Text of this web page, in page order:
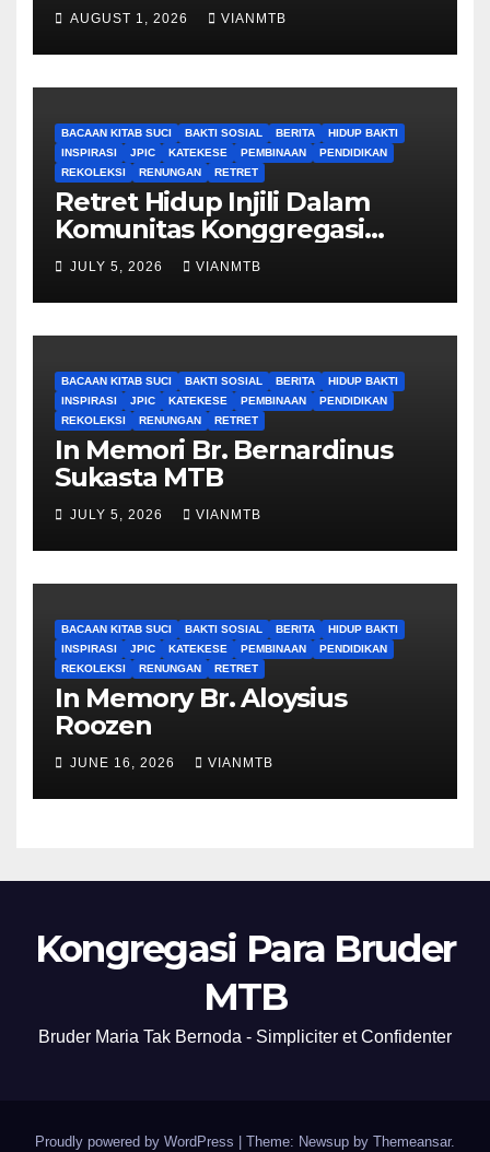
AUGUST 1, 2026 VIANMTB
BACAAN KITAB SUCI BAKTI SOSIAL BERITA
HIDUP BAKTI
INSPIRASI
JPIC KATEKESE PEMBINAAN
PENDIDIKAN
REKOLEKSI
RENUNGAN RETRET
Retret Hidup Injili Dalam
Komunitas Konggregasi
Bruder Maria Tak Bernoda
JULY 5, 2026 VIANMTB
BACAAN KITAB SUCI BAKTI SOSIAL BERITA
HIDUP BAKTI
INSPIRASI
JPIC KATEKESE PEMBINAAN
PENDIDIKAN
REKOLEKSI
RENUNGAN RETRET
In Memori Br. Bernardinus
Sukasta MTB
JULY 5, 2026 VIANMTB
BACAAN KITAB SUCI BAKTI SOSIAL BERITA
HIDUP BAKTI
INSPIRASI
JPIC KATEKESE PEMBINAAN
PENDIDIKAN
REKOLEKSI
RENUNGAN RETRET
In Memory Br. Aloysius
Roozen
JUNE 16, 2026 VIANMTB
Kongregasi Para Bruder
MTB
Bruder Maria Tak Bernoda - Simpliciter et Confidenter
Proudly powered by WordPress Theme: Newsup by Themeansar.